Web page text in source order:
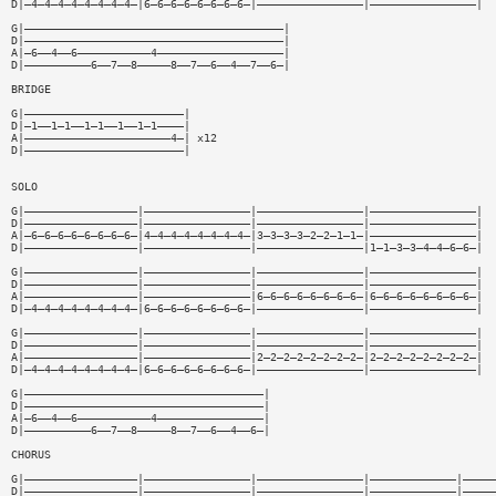
D|—4—4—4—4—4—4—4—4—|6—6—6—6—6—6—6—6—|————————————————|————————————————|
G|———————————————————————————————————————|
D|———————————————————————————————————————|
A|—6——4——6———————————4———————————————————|
D|——————————6——7——8—————8——7——6——4——7——6—|
BRIDGE
G|————————————————————————|
D|—1——1—1——1—1——1——1—1————|
A|——————————————————————4—| x12
D|————————————————————————|
SOLO
G|—————————————————|————————————————|————————————————|————————————————|
D|—————————————————|————————————————|————————————————|————————————————|
A|—6—6—6—6—6—6—6—6—|4—4—4—4—4—4—4—4—|3—3—3—3—2—2—1—1—|————————————————|
D|—————————————————|————————————————|————————————————|1—1—3—3—4—4—6—6—|
G|—————————————————|————————————————|————————————————|————————————————|
D|—————————————————|————————————————|————————————————|————————————————|
A|—————————————————|————————————————|6—6—6—6—6—6—6—6—|6—6—6—6—6—6—6—6—|
D|—4—4—4—4—4—4—4—4—|6—6—6—6—6—6—6—6—|————————————————|————————————————|
G|—————————————————|————————————————|————————————————|————————————————|
D|—————————————————|————————————————|————————————————|————————————————|
A|—————————————————|————————————————|2—2—2—2—2—2—2—2—|2—2—2—2—2—2—2—2—|
D|—4—4—4—4—4—4—4—4—|6—6—6—6—6—6—6—6—|————————————————|————————————————|
G|————————————————————————————————————|
D|————————————————————————————————————|
A|—6——4——6———————————4————————————————|
D|——————————6——7——8—————8——7——6——4——6—|
CHORUS